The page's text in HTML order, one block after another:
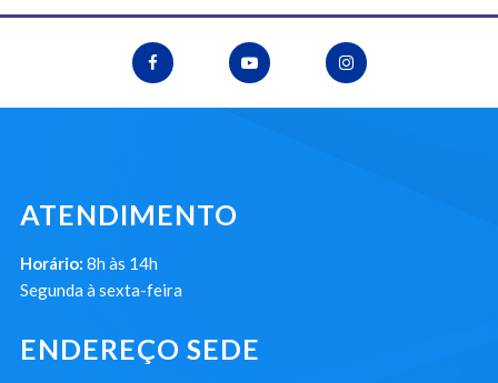
ATENDIMENTO
Horário: 8h às 14h
Segunda à sexta-feira
ENDEREÇO SEDE